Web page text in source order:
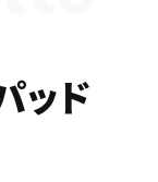
ッド